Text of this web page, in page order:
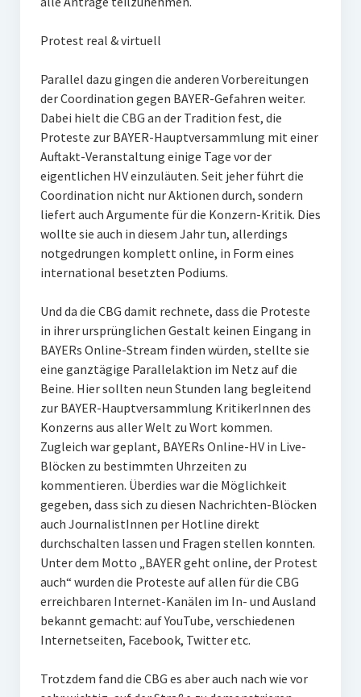
Protest real & virtuell
Parallel dazu gingen die anderen Vorbereitungen
der Coordination gegen BAYER-Gefahren weiter.
Dabei hielt die CBG an der Tradition fest, die
Proteste zur BAYER-Hauptversammlung mit einer
Auftakt-Veranstaltung einige Tage vor der
eigentlichen HV einzuläuten. Seit jeher führt die
Coordination nicht nur Aktionen durch, sondern
liefert auch Argumente für die Konzern-Kritik. Dies
wollte sie auch in diesem Jahr tun, allerdings
notgedrungen komplett online, in Form eines
international besetzten Podiums.
Und da die CBG damit rechnete, dass die Proteste
in ihrer ursprünglichen Gestalt keinen Eingang in
BAYERs Online-Stream finden würden, stellte sie
eine ganztägige Parallelaktion im Netz auf die
Beine. Hier sollten neun Stunden lang begleitend
zur BAYER-Hauptversammlung KritikerInnen des
Konzerns aus aller Welt zu Wort kommen.
Zugleich war geplant, BAYERs Online-HV in Live-
Blöcken zu bestimmten Uhrzeiten zu
kommentieren. Überdies war die Möglichkeit
gegeben, dass sich zu diesen Nachrichten-Blöcken
auch JournalistInnen per Hotline direkt
durchschalten lassen und Fragen stellen konnten.
Unter dem Motto „BAYER geht online, der Protest
auch“ wurden die Proteste auf allen für die CBG
erreichbaren Internet-Kanälen im In- und Ausland
bekannt gemacht: auf YouTube, verschiedenen
Internetseiten, Facebook, Twitter etc.
Trotzdem fand die CBG es aber auch nach wie vor